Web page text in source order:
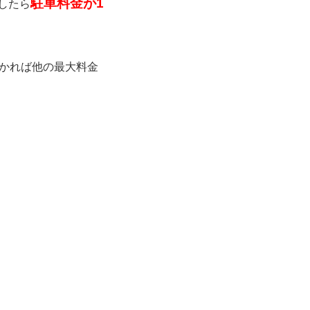
たら駐車料金が1
れば他の最大料金